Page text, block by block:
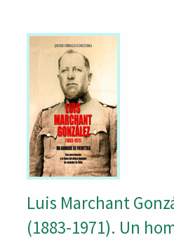
Luis Marchant
(1883-1971). Un